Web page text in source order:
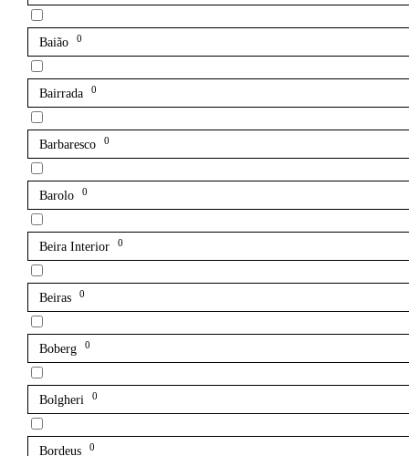
Baião 0
Bairrada 0
Barbaresco 0
Barolo 0
Beira Interior 0
Beiras 0
Boberg 0
Bolgheri 0
Bordeus 0